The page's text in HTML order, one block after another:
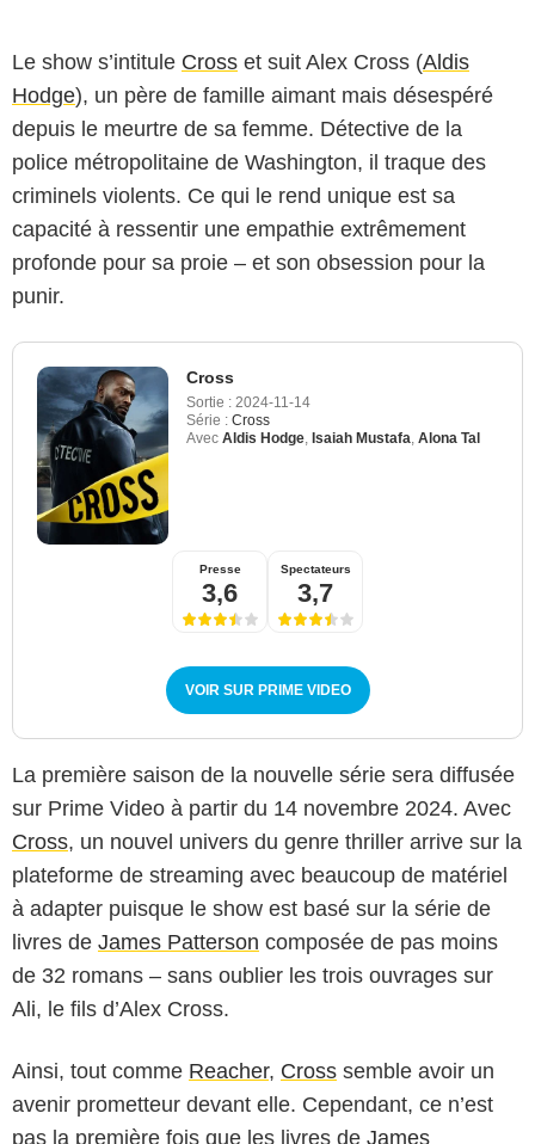
Le show s’intitule Cross et suit Alex Cross (Aldis
Hodge), un père de famille aimant mais désespéré
depuis le meurtre de sa femme. Détective de la
police métropolitaine de Washington, il traque des
criminels violents. Ce qui le rend unique est sa
capacité à ressentir une empathie extrêmement
profonde pour sa proie – et son obsession pour la
punir.
Cross
Sortie : 2024-11-14
Série : Cross
Avec Aldis Hodge Isaiah Mustafa Alona Tal
Presse
3,6
Spectateurs
3,7
VOIR SUR PRIME VIDEO
La première saison de la nouvelle série sera diffusée
sur Prime Video à partir du 14 novembre 2024. Avec
Cross, un nouvel univers du genre thriller arrive sur la
plateforme de streaming avec beaucoup de matériel
à adapter puisque le show est basé sur la série de
livres de James Patterson composée de pas moins
de 32 romans – sans oublier les trois ouvrages sur
Ali, le fils d’Alex Cross.
Ainsi, tout comme Reacher, Cross semble avoir un
avenir prometteur devant elle. Cependant, ce n’est
pas la première fois que les livres de James